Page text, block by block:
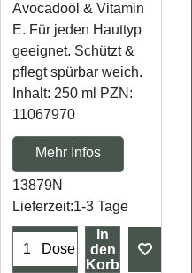
Avocadoöl & Vitamin
E. Für jeden Hauttyp
geeignet. Schützt &
pflegt spürbar weich.
Inhalt: 250 ml PZN:
11067970
Mehr Infos
13879N
Lieferzeit:1-3 Tage
Dose
In
den
Korb